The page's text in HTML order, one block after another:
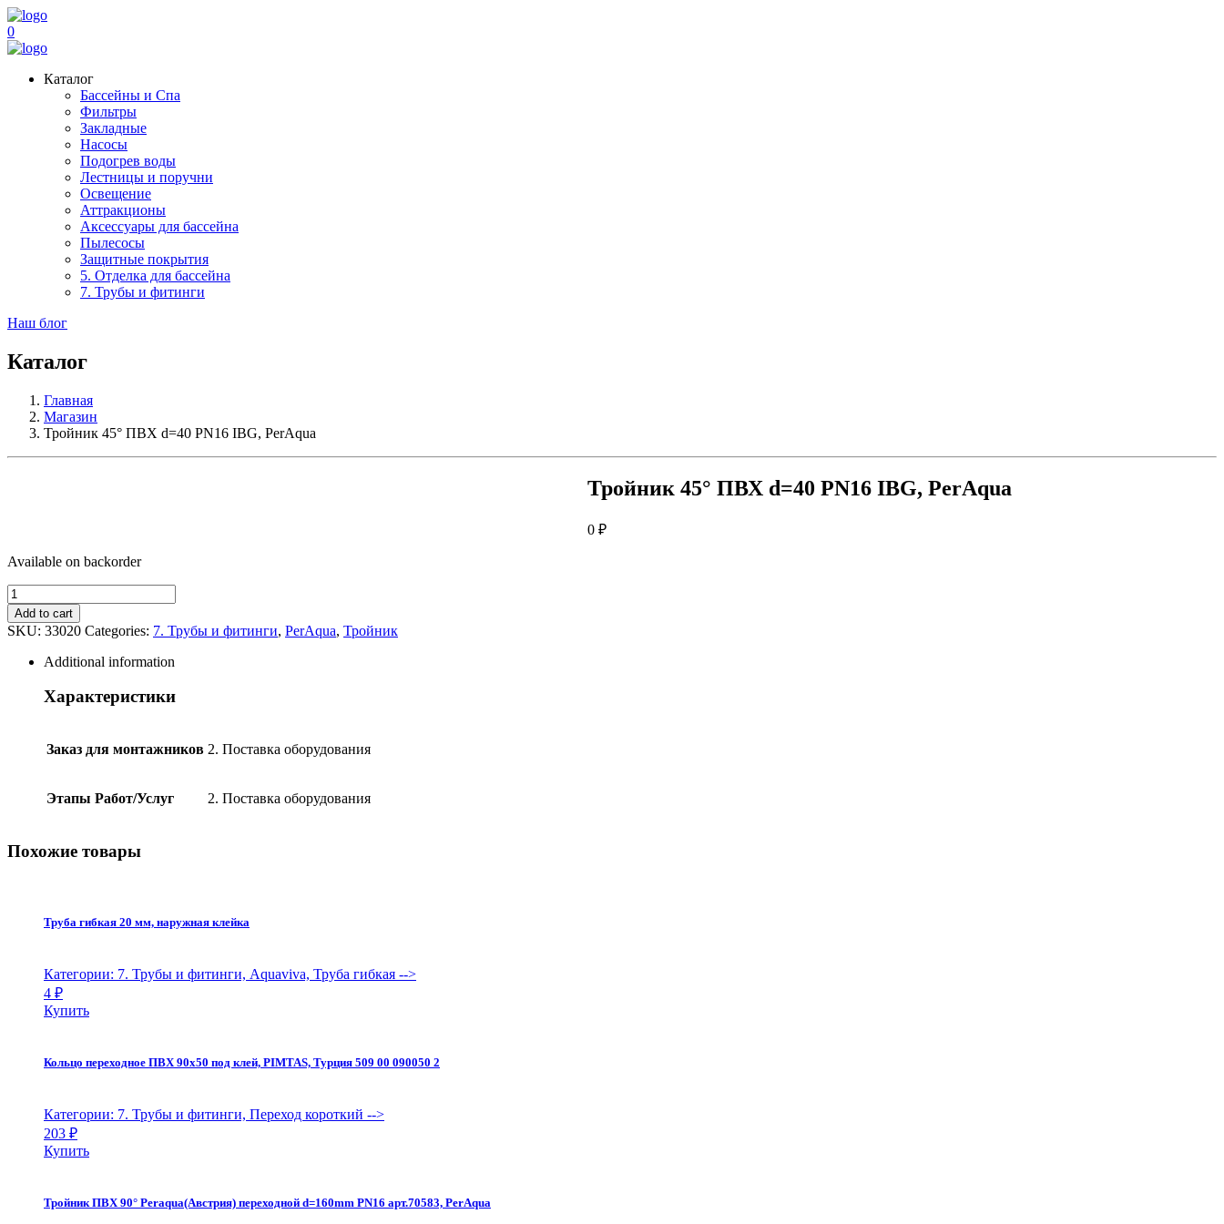
0
Каталог
Бассейны и Спа
Фильтры
Закладные
Насосы
Подогрев воды
Лестницы и поручни
Освещение
Аттракционы
Аксессуары для бассейна
Пылесосы
Защитные покрытия
5. Отделка для бассейна
7. Трубы и фитинги
Наш блог
Каталог
Главная
Магазин
Тройник 45° ПВХ d=40 PN16 IBG, PerAqua
Тройник 45° ПВХ d=40 PN16 IBG, PerAqua
0₽
Available on backorder
Тройник
45°
ПВХ
d=40
PN16
PerAqua
quantity
Add to cart
SKU: 33020 Categories: 7. Трубы и фитинги, PerAqua, Тройник
Additional information
Характеристики
Заказ для монтажников 2. Поставка оборудования
Этапы Работ/Услуг 2. Поставка оборудования
Похожие товары
Труба гибкая 20 мм, наружная клейка
Категории: 7. Трубы и фитинги, Aquaviva, Труба гибкая -->
4 ₽
Купить
Кольцо переходное ПВХ 90х50 под клей, PIMTAS, Турция 509 00 090050 2
Категории: 7. Трубы и фитинги, Переход короткий -->
203 ₽
Купить
Тройник ПВХ 90° Peraqua(Австрия) переходной d=160mm PN16 арт.70583, PerAqua